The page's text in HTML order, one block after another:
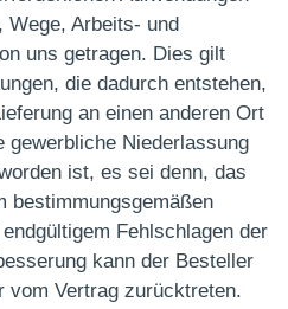
Wege, Arbeits- und
uns getragen. Dies gilt
die dadurch entstehen,
an einen anderen Ort
gewerbliche Niederlassung
ist, es sei denn, das
bestimmungsgemäßen
Fehlschlagen der
kann der Besteller
vom Vertrag zurücktreten.